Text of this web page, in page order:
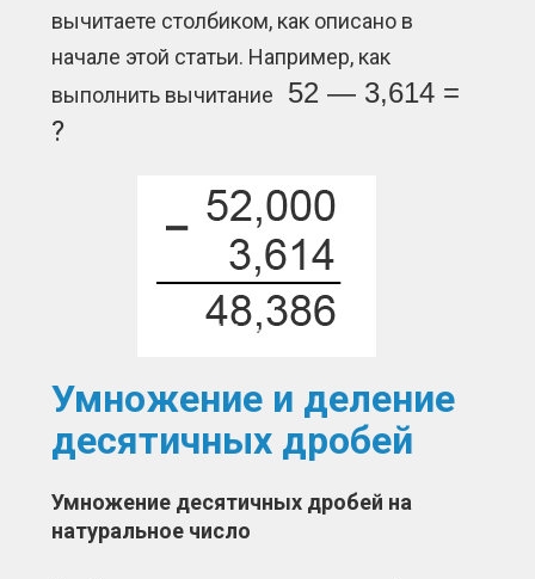
вычитаете столбиком, как описано в
начале этой статьи. Например, как
выполнить вычитание 52 — 3,614 =
?
Умножение и деление
десятичных дробей
Умножение десятичных дробей на
натуральное число